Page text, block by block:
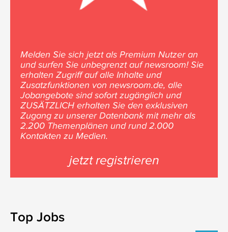
Melden Sie sich jetzt als Premium Nutzer an
und surfen Sie unbegrenzt auf newsroom! Sie
erhalten Zugriff auf alle Inhalte und
Zusatzfunktionen von newsroom.de, alle
Jobangebote sind sofort zugänglich und
ZUSÄTZLICH erhalten Sie den exklusiven
Zugang zu unserer Datenbank mit mehr als
2.200 Themenplänen und rund 2.000
Kontakten zu Medien.
jetzt registrieren
Top Jobs